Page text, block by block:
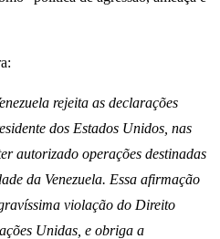
rejeita as declarações
dos Estados Unidos, nas
autorizado operações destinadas
da Venezuela. Essa afirmação
violação do Direito
Unidas, e obriga a